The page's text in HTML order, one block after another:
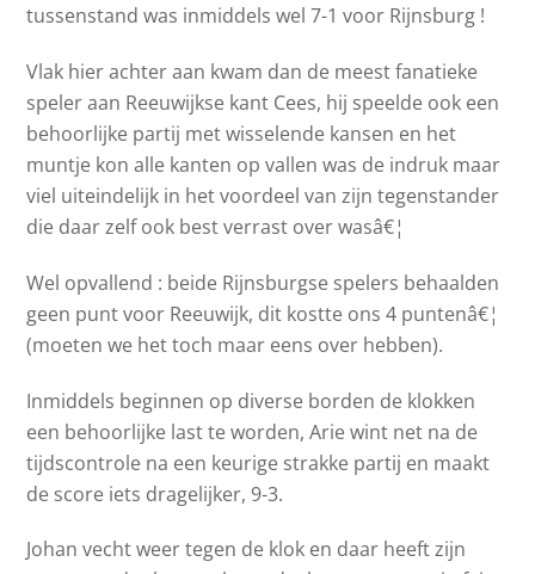
tussenstand was inmiddels wel 7-1 voor Rijnsburg !
Vlak hier achter aan kwam dan de meest fanatieke
speler aan Reeuwijkse kant Cees, hij speelde ook een
behoorlijke partij met wisselende kansen en het
muntje kon alle kanten op vallen was de indruk maar
viel uiteindelijk in het voordeel van zijn tegenstander
die daar zelf ook best verrast over wasâ€¦
Wel opvallend : beide Rijnsburgse spelers behaalden
geen punt voor Reeuwijk, dit kostte ons 4 puntenâ€¦
(moeten we het toch maar eens over hebben).
Inmiddels beginnen op diverse borden de klokken
een behoorlijke last te worden, Arie wint net na de
tijdscontrole na een keurige strakke partij en maakt
de score iets dragelijker, 9-3.
Johan vecht weer tegen de klok en daar heeft zijn